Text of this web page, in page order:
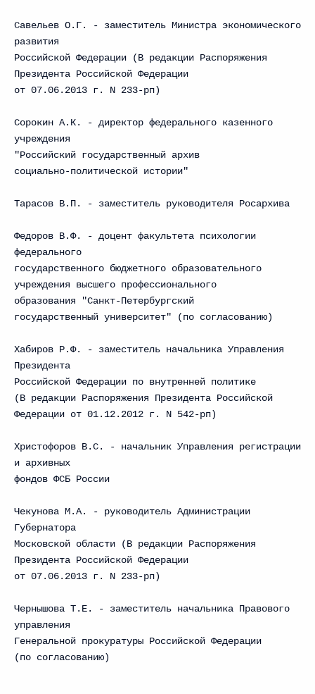
Савельев О.Г. - заместитель Министра экономического
развития
Российской Федерации (В редакции Распоряжения
Президента Российской Федерации
от 07.06.2013 г. N 233-рп)
Сорокин А.К. - директор федерального казенного
учреждения
"Российский государственный архив
социально-политической истории"
Тарасов В.П. - заместитель руководителя Росархива
Федоров В.Ф. - доцент факультета психологии
федерального
государственного бюджетного образовательного
учреждения высшего профессионального
образования "Санкт-Петербургский
государственный университет" (по согласованию)
Хабиров Р.Ф. - заместитель начальника Управления
Президента
Российской Федерации по внутренней политике
(В редакции Распоряжения Президента Российской
Федерации от 01.12.2012 г. N 542-рп)
Христофоров В.С. - начальник Управления регистрации
и архивных
фондов ФСБ России
Чекунова М.А. - руководитель Администрации
Губернатора
Московской области (В редакции Распоряжения
Президента Российской Федерации
от 07.06.2013 г. N 233-рп)
Чернышова Т.Е. - заместитель начальника Правового
управления
Генеральной прокуратуры Российской Федерации
(по согласованию)